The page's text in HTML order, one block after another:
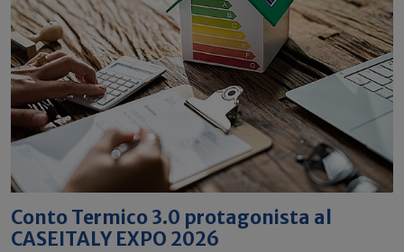
Conto Termico 3.0 protagonista al
CASEITALY EXPO 2026